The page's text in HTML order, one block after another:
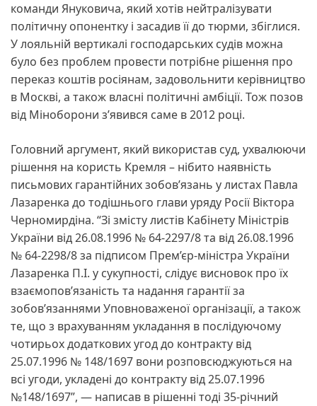
команди Януковича, який хотів нейтралізувати
політичну опонентку і засадив її до тюрми, збіглися.
У лояльній вертикалі господарських судів можна
було без проблем провести потрібне рішення про
переказ коштів росіянам, задовольнити керівництво
в Москві, а також власні політичні амбіції. Тож позов
від Міноборони зʼявився саме в 2012 році.
Головний аргумент, який використав суд, ухвалюючи
рішення на користь Кремля – нібито наявність
письмових гарантійних зобовʼязань у листах Павла
Лазаренка до тодішнього глави уряду Росії Віктора
Черномирдіна. “Зі змісту листів Кабінету Міністрів
України від 26.08.1996 № 64-2297/8 та від 26.08.1996
№ 64-2298/8 за підписом Прем’єр-міністра України
Лазаренка П.І. у сукупності, слідує висновок про їх
взаємопов’язаність та надання гарантії за
зобов’язаннями Уповноваженої організації, а також
те, що з врахуванням укладання в послідуючому
чотирьох додаткових угод до контракту від
25.07.1996 № 148/1697 вони розповсюджуються на
всі угоди, укладені до контракту від 25.07.1996
№148/1697”, — написав в рішенні тоді 35-річний